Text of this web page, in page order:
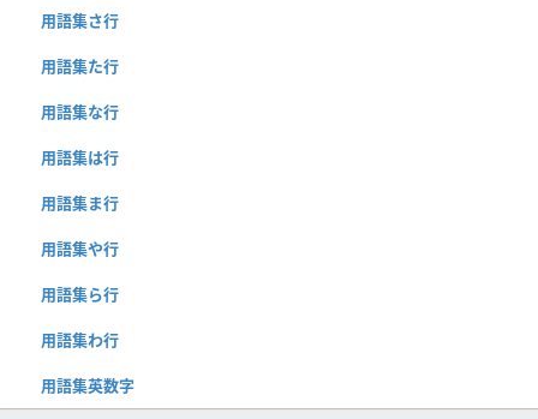
用語集さ行
用語集た行
用語集な行
用語集は行
用語集ま行
用語集や行
用語集ら行
用語集わ行
用語集英数字